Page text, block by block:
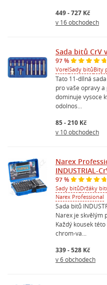
449 - 727 Kč
v 16 obchodech
Sada bitů CrV
97 %
VorelSady bitůBity
Tato 11-dílná
pro vaše opravy
dominuje vysoce
odolnos...
85 - 210 Kč
v 10 obchodech
Narex
INDUSTRIAL-
97 %
Sady bitůDržáky
Narex Professional
Sada bitů
Narex je skvělým
Každý kousek
chrom-va...
339 - 528 Kč
v 6 obchodech